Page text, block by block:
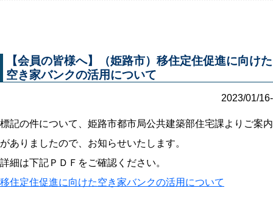
【会員の皆様へ】（姫路市）移住定住促進に向けた
空き家バンクの活用について
2023/01/16-
標記の件について、姫路市都市局公共建築部住宅課よりご案内
がありましたので、お知らせいたします。
詳細は下記ＰＤＦをご確認ください。
移住定住促進に向けた空き家バンクの活用について